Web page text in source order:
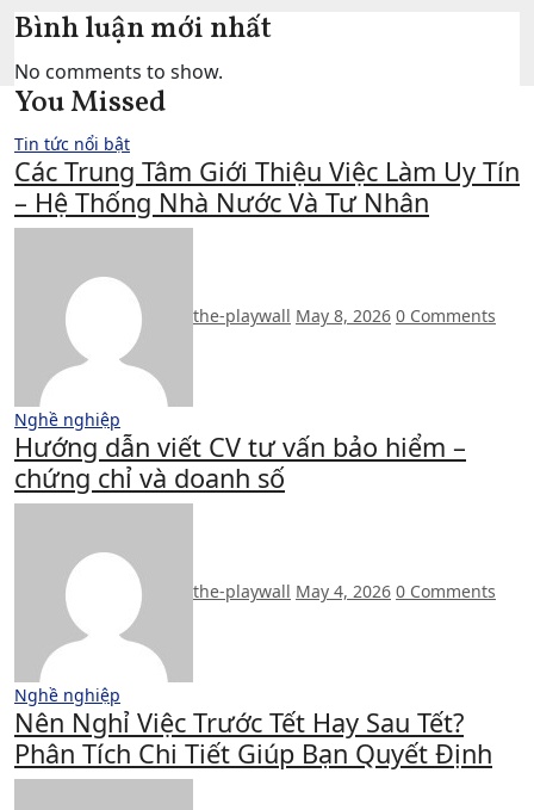
Bình luận mới nhất
No comments to show.
You Missed
Tin tức nổi bật
Các Trung Tâm Giới Thiệu Việc Làm Uy Tín
– Hệ Thống Nhà Nước Và Tư Nhân
the-playwall May 8, 2026 0 Comments
Nghề nghiệp
Hướng dẫn viết CV tư vấn bảo hiểm –
chứng chỉ và doanh số
the-playwall May 4, 2026 0 Comments
Nghề nghiệp
Nên Nghỉ Việc Trước Tết Hay Sau Tết?
Phân Tích Chi Tiết Giúp Bạn Quyết Định